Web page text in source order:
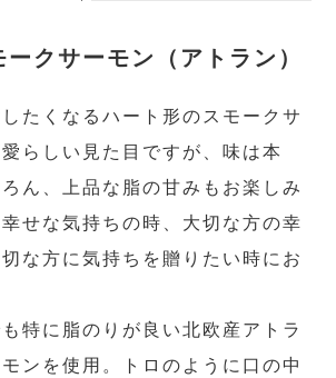
クサーモン（アトラン）
たくなるハート形のスモークサ
らしい見た目ですが、味は本
ん、上品な脂の甘みもお楽しみ
せな気持ちの時、大切な方の幸
な方に気持ちを贈りたい時にお
特に脂のりが良い北欧産アトラ
ンを使用。トロのように口の中